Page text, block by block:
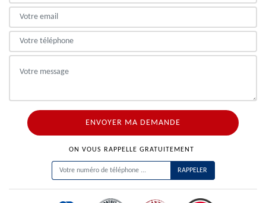
ON VOUS RAPPELLE GRATUITEMENT